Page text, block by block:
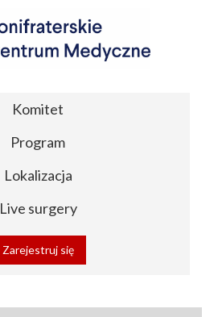
Komitet
Program
Lokalizacja
Live surgery
Zarejestruj się